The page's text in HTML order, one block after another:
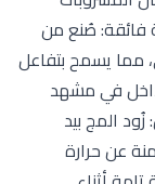
فائقة: صُنع من
مما يسمح بتفاعل
في مشهد
المج بيد
عن حرارة